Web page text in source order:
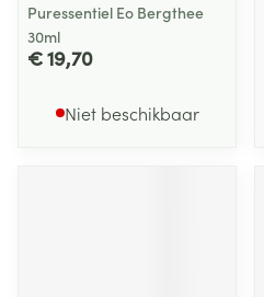
Puressentiel Eo Bergthee
30ml
€ 19,70
Niet beschikbaar